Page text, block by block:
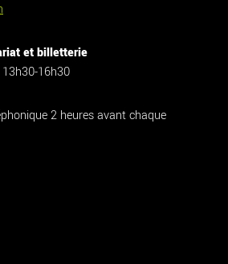
et billetterie
16h30
2 heures avant chaque